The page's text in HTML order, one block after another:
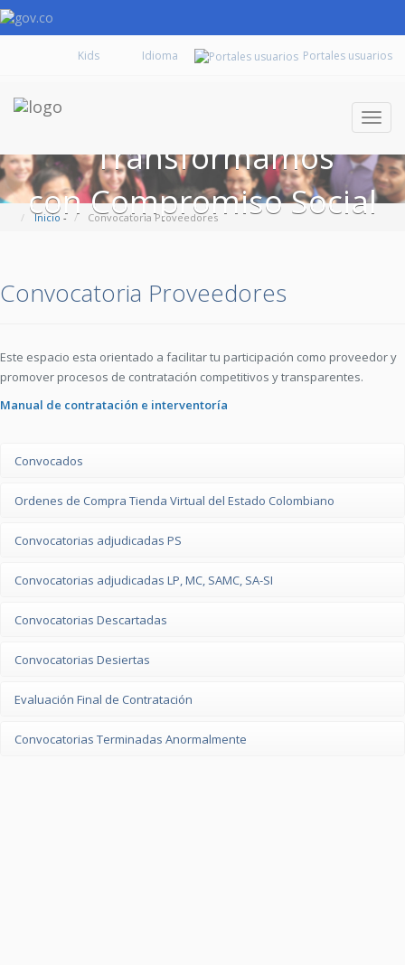
Kids Portales usuarios
Transformamos
con Compromiso Social
Inicio - Convocatoria Proveedores
Convocatoria Proveedores
Este espacio esta orientado a facilitar tu participación como proveedor y
promover procesos de contratación competitivos y transparentes.
Manual de contratación e interventoría
Convocados
Ordenes de Compra Tienda Virtual del Estado Colombiano
Convocatorias adjudicadas PS
Convocatorias adjudicadas LP, MC, SAMC, SA-SI
Convocatorias Descartadas
Convocatorias Desiertas
Evaluación Final de Contratación
Convocatorias Terminadas Anormalmente